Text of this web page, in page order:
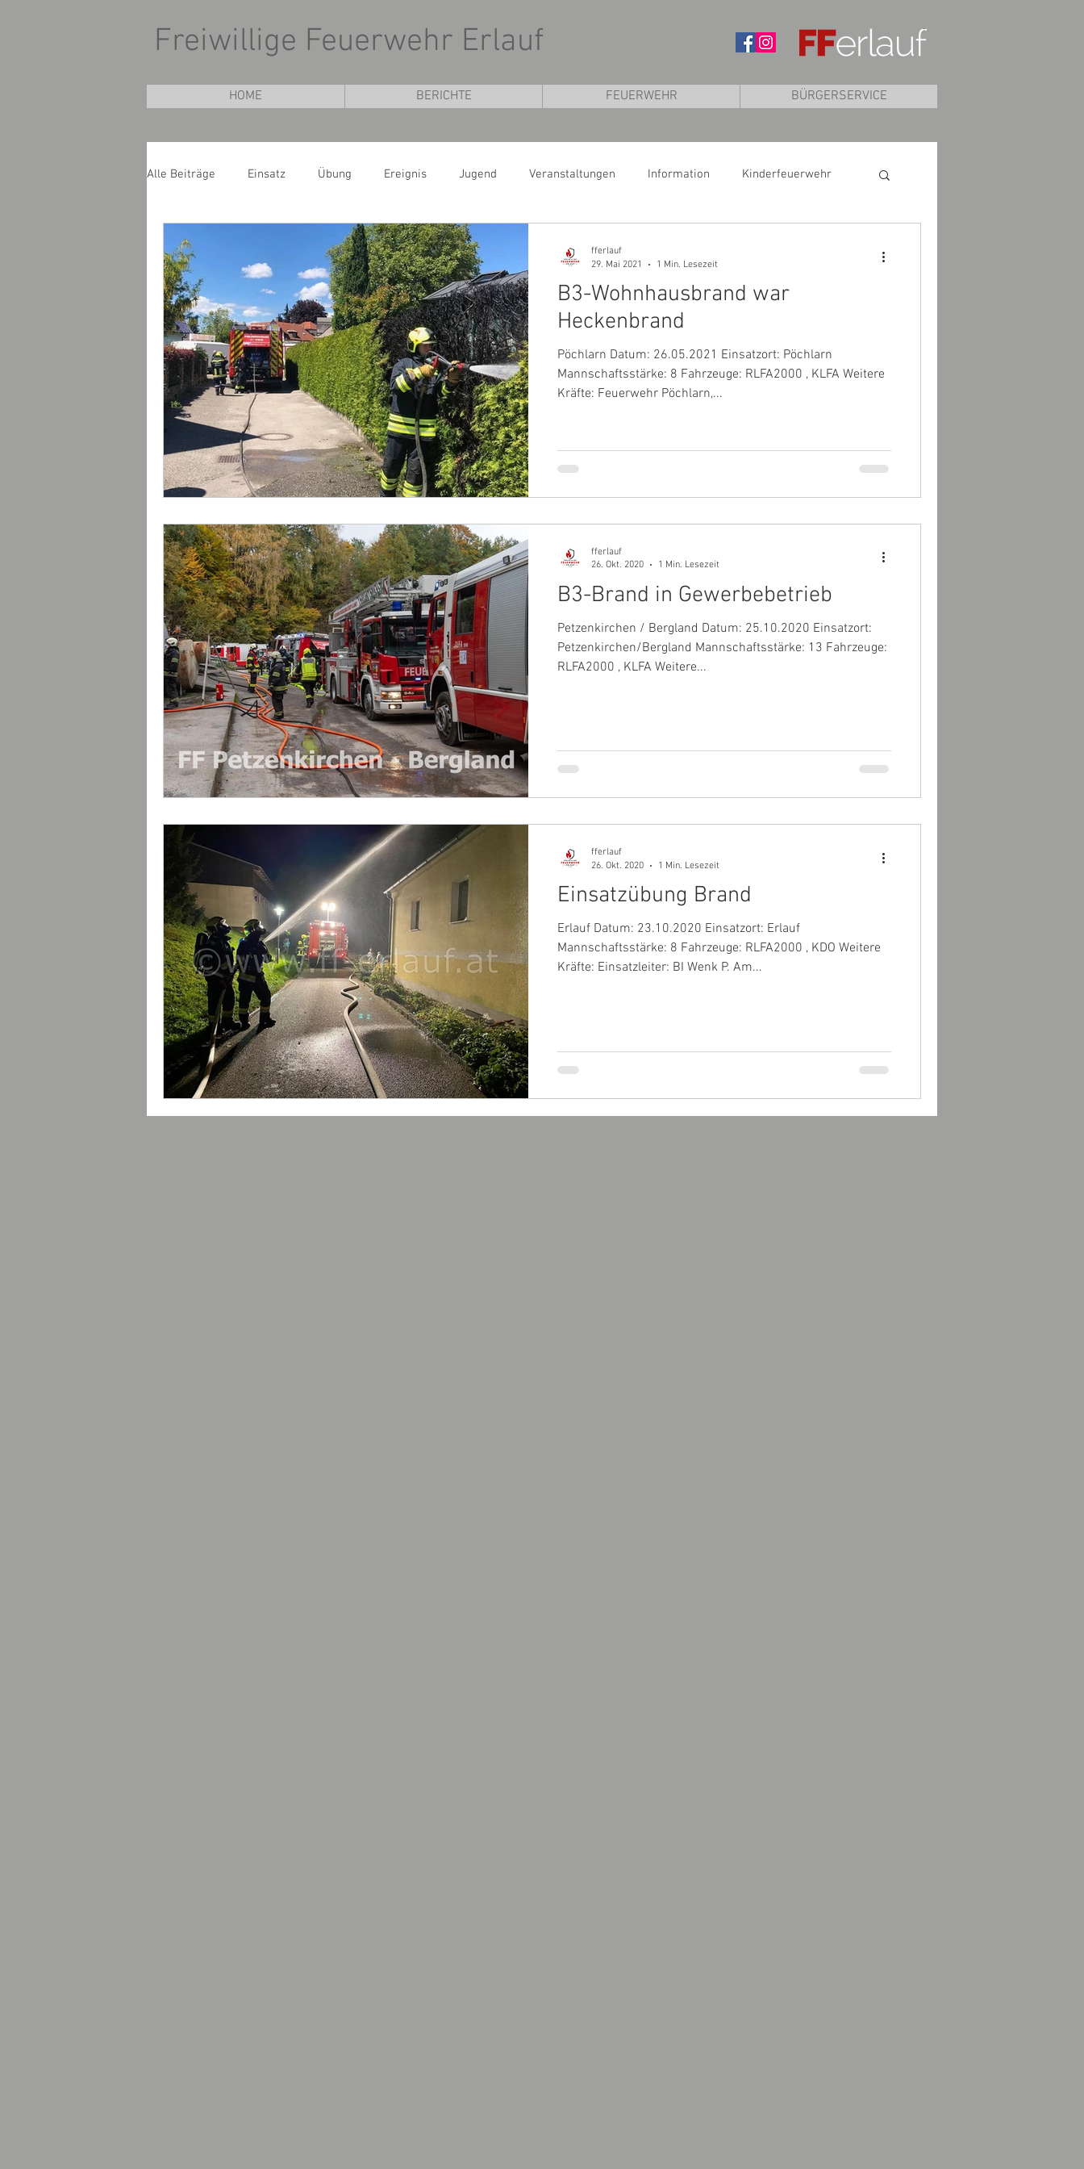
Freiwillige Feuerwehr Erlauf
HOME BERICHTE FEUERWEHR BÜRGERSERVICE
Alle Beiträge Einsatz Übung Ereignis Jugend Veranstaltungen Information Kinderfeuerwehr
B3-Wohnhausbrand war
Heckenbrand
Pöchlarn Datum: 26.05.2021 Einsatzort: Pöchlarn
Mannschaftsstärke: 8 Fahrzeuge: RLFA2000 , KLFA Weitere
Kräfte: Feuerwehr Pöchlarn,...
fferlauf
29. Mai 2021
1 Min. Lesezeit
B3-Brand in Gewerbebetrieb
Petzenkirchen / Bergland Datum: 25.10.2020 Einsatzort:
Petzenkirchen/Bergland Mannschaftsstärke: 13 Fahrzeuge:
RLFA2000 , KLFA Weitere...
fferlauf
26. Okt. 2020
1 Min. Lesezeit
Einsatzübung Brand
Erlauf Datum: 23.10.2020 Einsatzort: Erlauf
Mannschaftsstärke: 8 Fahrzeuge: RLFA2000 , KDO Weitere
Kräfte: Einsatzleiter: BI Wenk P. Am...
fferlauf
26. Okt. 2020
1 Min. Lesezeit